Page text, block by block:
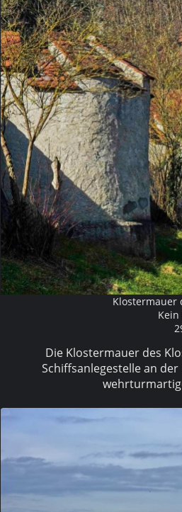
Klostermauer
Kein
Die Klostermauer des
Schiffsanlegestellean der